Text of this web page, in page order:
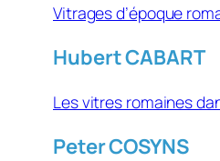
Vitrages d’époque
Hubert CABART
Les vitres romaines
Peter COSYNS